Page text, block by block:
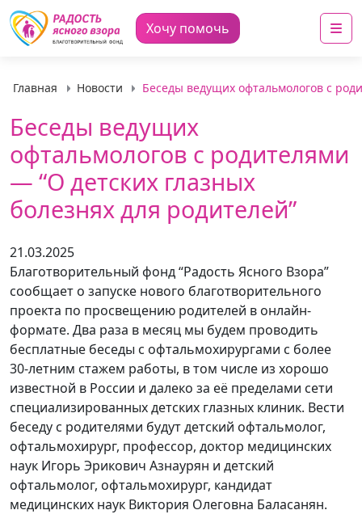
Хочу помочь
Главная Новости Беседы ведущих офтальмологов с
Беседы ведущих
офтальмологов с родителями
— “О детских глазных
болезнях для родителей”
21.03.2025
Благотворительный фонд “Радость Ясного Взора”
сообщает о запуске нового благотворительного
проекта по просвещению родителей в онлайн-
формате. Два раза в месяц мы будем проводить
бесплатные беседы с офтальмохирургами с более
30-летним стажем работы, в том числе из хорошо
известной в России и далеко за её пределами сети
специализированных детских глазных клиник. Вести
беседу с родителями будут детский офтальмолог,
офтальмохирург, профессор, доктор медицинских
наук Игорь Эрикович Азнаурян и детский
офтальмолог, офтальмохирург, кандидат
медицинских наук Виктория Олеговна Баласанян.